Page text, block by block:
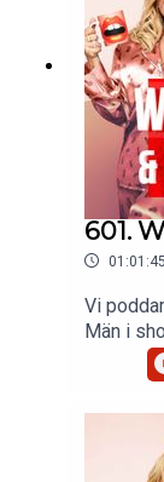
601.
01:01:45
Vi
Män i
hans